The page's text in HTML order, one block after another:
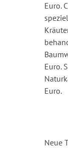
Euro.
Euro.
Euro.
Neue